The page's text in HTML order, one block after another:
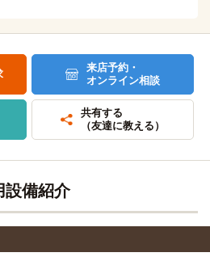
14分
(約3.5km)
)
自転車
17分
ャンパス)
自転車
バス
20分
川中央交通20分）→「井の花」停
王相模原線11分）→橋本駅
電車
13分
王相模原線10分）→橋本駅（11
模原駅
田急多摩線12分）→新百合ヶ丘
18分
来店予約・
オンライン相談
共有する
（友達に教える）
設備紹介